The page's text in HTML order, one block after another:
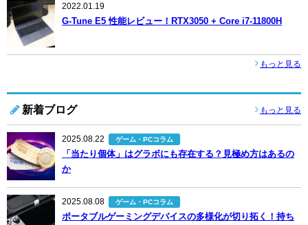
2022.01.19
G-Tune E5 性能レビュー！RTX3050 + Core i7-11800H
もっと見る
新着ブログ もっと見る
2025.08.22 ゲーム・PCコラム
「当たり個体」はグラボにも存在する？見極め方はあるの
か
2025.08.08 ゲーム・PCコラム
ポータブルゲーミングデバイスの多様化が切り拓く！持ち